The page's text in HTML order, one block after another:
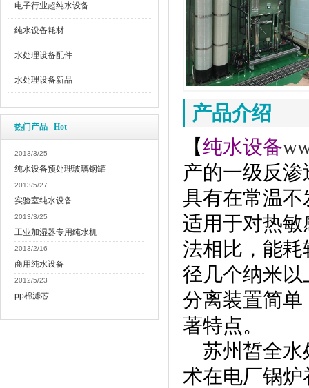
电子行业超纯水设备
纯水设备耗材
水处理设备配件
水处理设备新品
热门产品 Hot
2013/3/25
纯水设备预处理玻璃钢罐
2013/5/27
实验室纯水设备
2013/3/25
工业加湿器专用纯水机
2013/2/16
商用纯水设备
2012/5/23
pp棉滤芯
产品介绍
【纯水设备
产的一级反
具有在常温
适用于对热
法相比，能
径几个纳米
分离装置简
著特点。
苏州皙全水
术在电厂锅